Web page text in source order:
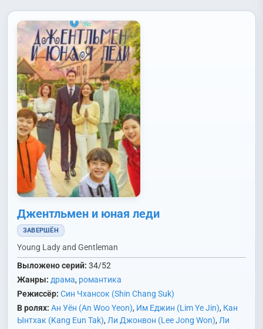
Джентльмен и юная леди
ЗАВЕРШЁН
Young Lady and Gentleman
Выложено серий: 34/52
Жанры: драма, романтика
Режиссёр: Син Чхансок (Shin Chang Suk)
В ролях: Ан Уён (An Woo Yeon), Им Еджин (Lim Ye Jin), Кан
Ынтхак (Kang Eun Tak), Ли Джонвон (Lee Jong Won), Ли